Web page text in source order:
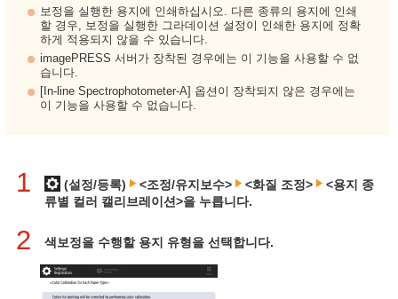
보정을 실행한 용지에 인쇄하십시오. 다른 종류의 용지에 인쇄
할 경우, 보정을 실행한 그라데이션 설정이 인쇄한 용지에 정확
하게 적용되지 않을 수 있습니다.
imagePRESS 서버가 장착된 경우에는 이 기능을 사용할 수 없
습니다.
[In-line Spectrophotometer-A] 옵션이 장착되지 않은 경우에는
이 기능을 사용할 수 없습니다.
1 (설정/등록) <조정/유지보수> <화질 조정>
<용지 종
류별 컬러 캘리브레이션>을 누릅니다.
2 색보정을 수행할 용지 유형을 선택합니다.